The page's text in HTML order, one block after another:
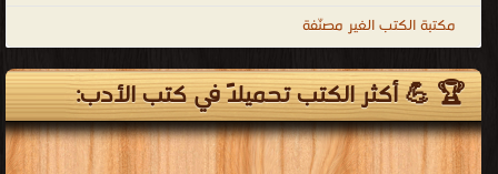
مكتبة الكتب الغير مصنّفة
🏆 💪 أكثر الكتب تحميلاً في كتب الأدب: